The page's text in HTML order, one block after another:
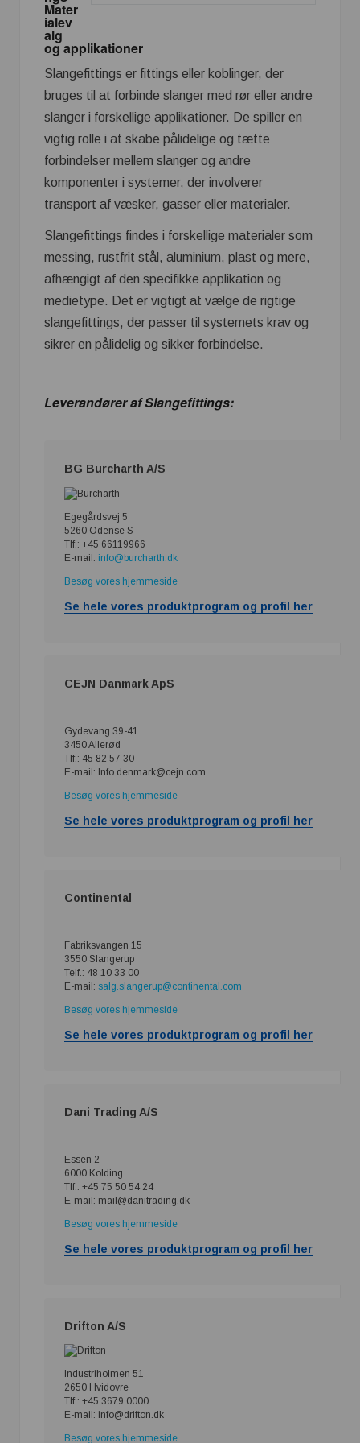
Mater
ialev
alg
og applikationer
Slangefittings er fittings eller koblinger, der
bruges til at forbinde slanger med rør eller andre
slanger i forskellige applikationer. De spiller en
vigtig rolle i at skabe pålidelige og tætte
forbindelser mellem slanger og andre
komponenter i systemer, der involverer
transport af væsker, gasser eller materialer.
Slangefittings findes i forskellige materialer som
messing, rustfrit stål, aluminium, plast og mere,
afhængigt af den specifikke applikation og
medietype. Det er vigtigt at vælge de rigtige
slangefittings, der passer til systemets krav og
sikrer en pålidelig og sikker forbindelse.
Leverandører af Slangefittings:
BG Burcharth A/S
Egegårdsvej 5
5260 Odense S
Tlf.: +45 66119966
E-mail: info@burcharth.dk
Besøg vores hjemmeside
Se hele vores produktprogram og profil her
CEJN Danmark ApS
Gydevang 39-41
3450 Allerød
Tlf.: 45 82 57 30
E-mail: Info.denmark@cejn.com
Besøg vores hjemmeside
Se hele vores produktprogram og profil her
Continental
Fabriksvangen 15
3550 Slangerup
Telf.: 48 10 33 00
E-mail: salg.slangerup@continental.com
Besøg vores hjemmeside
Se hele vores produktprogram og profil her
Dani Trading A/S
Essen 2
6000 Kolding
Tlf.: +45 75 50 54 24
E-mail: mail@danitrading.dk
Besøg vores hjemmeside
Se hele vores produktprogram og profil her
Drifton A/S
Industriholmen 51
2650 Hvidovre
Tlf.: +45 3679 0000
E-mail: info@drifton.dk
Besøg vores hjemmeside